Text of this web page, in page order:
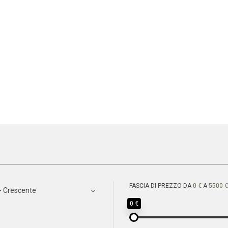
FASCIA DI PREZZO DA 0 € A 5500 €
0 €
Crescente